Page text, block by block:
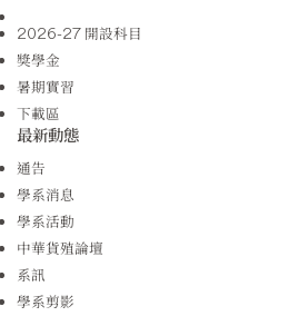
2026-27 開設科目
獎學金
暑期實習
下載區
最新動態
通告
學系消息
學系活動
中華貨殖論壇
系訊
學系剪影